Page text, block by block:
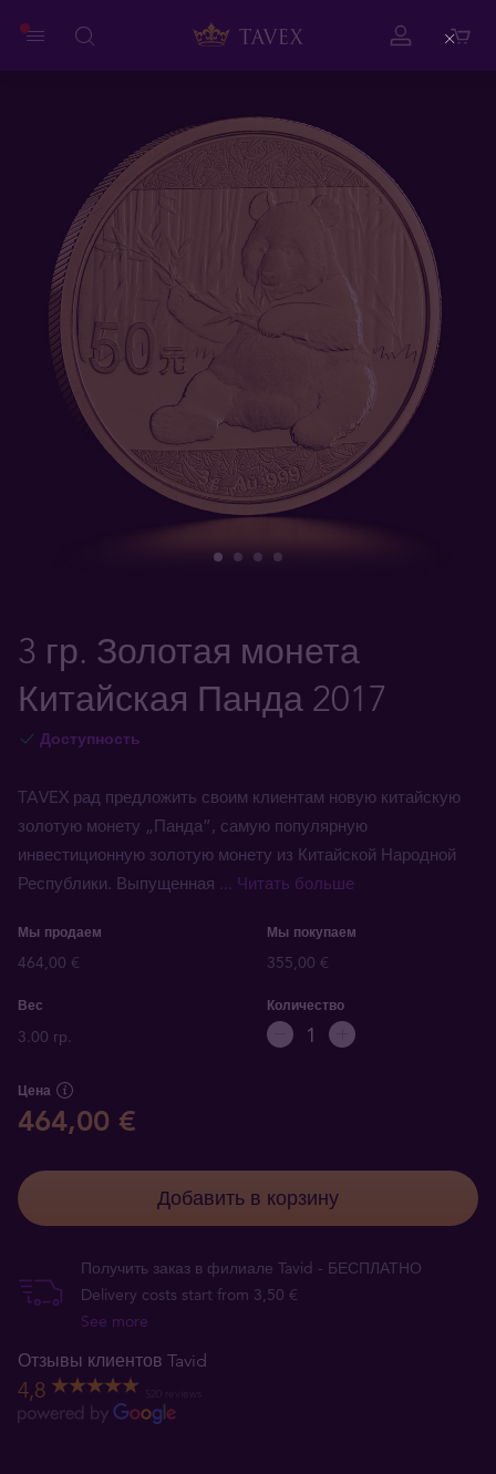
3 гр. Золотая монета
Китайская Панда 2017
Доступность
TAVEX рад предложить своим клиентам новую китайскую
золотую монету „Панда”, самую популярную
инвестиционную золотую монету из Китайской Народной
Республики. Выпущенная ... Читать больше
Мы продаем Мы покупаем
464,00 € 355,00 €
Вес
3.00 гр.
Количество
Цена
464,00 €
Добавить в корзину
Получить заказ в филиале Tavid - БЕСПЛАТНО
Delivery costs start from 3,50 €
See more
Отзывы клиентов Tavid
4,8
Close